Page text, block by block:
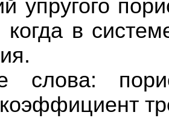
упругого
когда в
слова: